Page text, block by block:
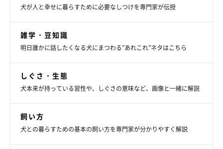
犬が人と幸せに暮らすために必要なしつけを専門家が伝授
雑学・豆知識
明日誰かに話したくなる犬にまつわる”あれこれ”ネタはこちら
しぐさ・生態
犬本来が持っている習性や、しぐさの意味など、画像と一緒に解説
飼い方
犬との暮らすための基本の飼い方を専門家が分かりやすく解説